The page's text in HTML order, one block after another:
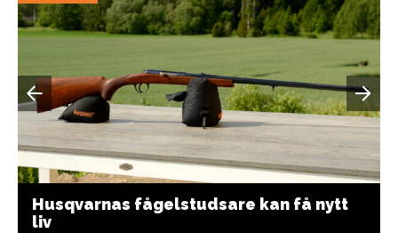
Husqvarnas fågelstudsare kan få nytt
liv